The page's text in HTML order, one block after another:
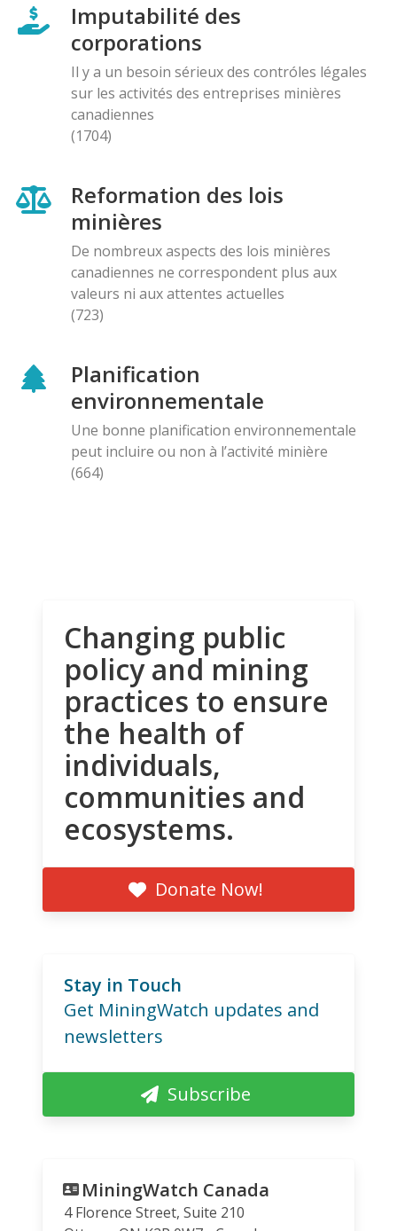
Imputabilité des
corporations
Il y a un besoin sérieux des contróles légales
sur les activités des entreprises minières
canadiennes
(1704)
Reformation des lois
minières
De nombreux aspects des lois minières
canadiennes ne correspondent plus aux
valeurs ni aux attentes actuelles
(723)
Planification
environnementale
Une bonne planification environnementale
peut incluire ou non à l’activité minière
(664)
Changing public
policy and mining
practices to ensure
the health of
individuals,
communities and
ecosystems.
Donate Now!
Stay in Touch
Get MiningWatch updates and
newsletters
Subscribe
MiningWatch Canada
4 Florence Street, Suite 210